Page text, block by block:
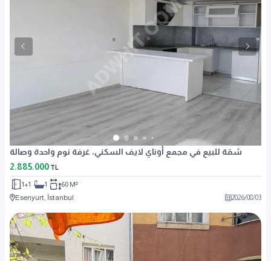
شقة للبيع في مجمع أوناي لايف السكني، غرفة نوم واحدة وصالة
2.885.000 TL
1+1 1
60 M²
Esenyurt, İstanbul
2026/08/03